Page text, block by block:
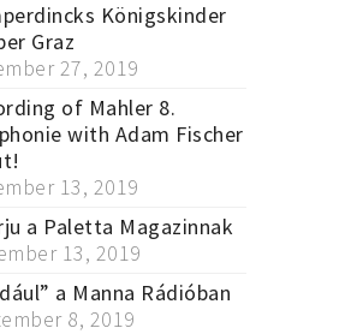
Königskinder
Graz
27, 2019
of Mahler 8.
with Adam Fischer
13, 2019
a Paletta Magazinnak
13, 2019
a Manna Rádióban
8, 2019